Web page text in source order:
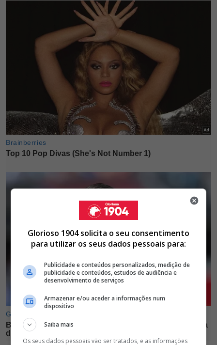
Glorioso 1904 solicita o seu consentimento
para utilizar os seus dados pessoais para:
Publicidade e conteúdos personalizados, medição de
publicidade e conteúdos, estudos de audiência e
desenvolvimento de serviços
Armazenar e/ou aceder a informações num
dispositivo
Saiba mais
Os seus dados pessoais vão ser tratados, e as informações